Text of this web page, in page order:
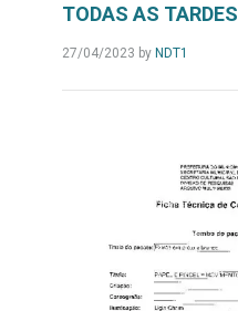
TODAS AS TARDES
27/04/2023 by NDT1